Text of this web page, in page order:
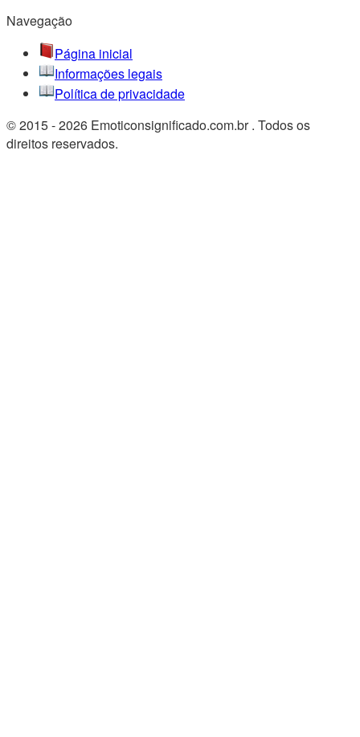
Navegação
Página inicial
Informações legais
Política de privacidade
© 2015 - 2026 Emoticonsignificado.com.br . Todos os
direitos reservados.